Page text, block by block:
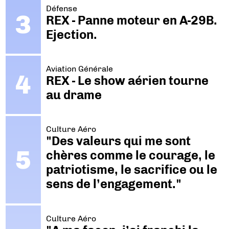
Défense
REX - Panne moteur en A-29B.
Ejection.
Aviation Générale
REX - Le show aérien tourne
au drame
Culture Aéro
"Des valeurs qui me sont
chères comme le courage, le
patriotisme, le sacrifice ou le
sens de l’engagement."
Culture Aéro